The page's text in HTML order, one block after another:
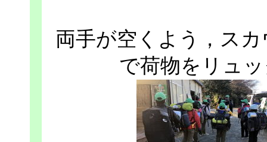
両手が空くよう，ス
で荷物をリュ